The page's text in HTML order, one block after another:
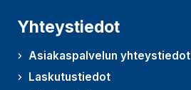
Yhteystiedot
Asiakaspalvelun yhteystiedot
Laskutustiedot